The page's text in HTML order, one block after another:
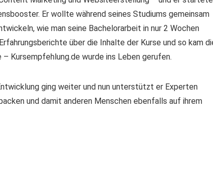
Er wollte während seines Studiums gemeinsam
wie man seine Bachelorarbeit in nur 2 Wochen
über die Inhalte der Kurse und so kam
Kursempfehlung.de wurde ins Leben gerufen.
ging weiter und nun unterstützt er Experten
und damit anderen Menschen ebenfalls auf ihrem